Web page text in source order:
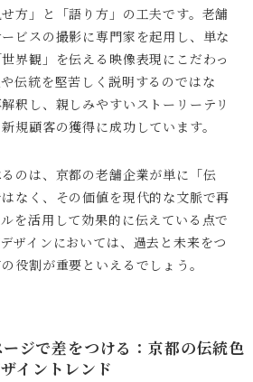
方」と「語り方」の工夫です。老舗
ビスの撮影に専門家を起用し、単な
界観」を伝える映像表現にこだわっ
伝統を堅苦しく説明するのではな
釈し、親しみやすいストーリーテリ
規顧客の獲得に成功しています。
のは、京都の老舗企業が単に「伝
なく、その価値を現代的な文脈で再
を活用して効果的に伝えている点で
ザインにおいては、過去と未来をつ
役割が重要といえるでしょう。
ジで差をつける：京都の伝統色
イントレンド